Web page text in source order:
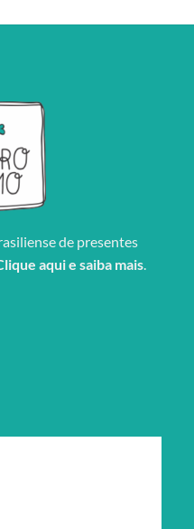
de presentes
aqui e saiba mais.